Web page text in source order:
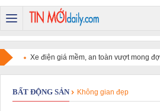
Bestune Xiaoma: Xe điện đô thị nhập
phục người dùng bằng chất lượng quốc tế
BẤT ĐỘNG SẢN Không gian đẹp